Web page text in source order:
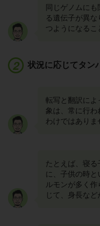
同じゲノムに
る遺伝子が異
つようになるこ
状況に応じてタン
転写と翻訳によ
象は、常に行わ
わけではありま
たとえば、寝る
に、子供の時
ルモンが多く
じて、身長など